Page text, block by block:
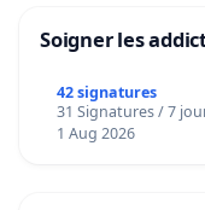
Soigner les
42 signatures
31 Signatures / 7
1 Aug 2026